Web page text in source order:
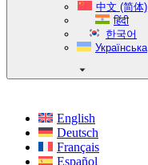
中文 (简体)
हिंदी
한국어
Українська
English
Deutsch
Français
Español